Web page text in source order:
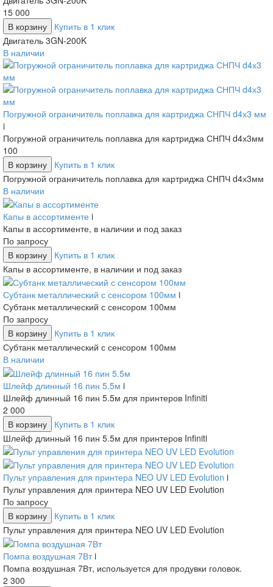
15 000
В корзину
Купить в 1 клик
Двигатель 3GN-200K
В наличии
Погружной ограничитель поплавка для картриджа СНПЧ d4х3 мм
i
Погружной ограничитель поплавка для картриджа СНПЧ d4х3мм
100
В корзину
Купить в 1 клик
Погружной ограничитель поплавка для картриджа СНПЧ d4х3мм
В наличии
Капы в ассортименте i
Капы в ассортименте, в наличии и под заказ
По запросу
В корзину
Купить в 1 клик
Капы в ассортименте, в наличии и под заказ
Субтанк металлический с сенсором 100мм i
Субтанк металлический с сенсором 100мм
По запросу
В корзину
Купить в 1 клик
Субтанк металлический с сенсором 100мм
В наличии
Шлейф длинный 16 пин 5.5м i
Шлейф длинный 16 пин 5.5м для принтеров Infiniti
2 000
В корзину
Купить в 1 клик
Шлейф длинный 16 пин 5.5м для принтеров Infiniti
Пульт управления для принтера NEO UV LED Evolution i
Пульт управления для принтера NEO UV LED Evolution
По запросу
В корзину
Купить в 1 клик
Пульт управления для принтера NEO UV LED Evolution
Помпа воздушная 7Втi
Помпа воздушная 7Вт, используется для продувки головок.
2 300